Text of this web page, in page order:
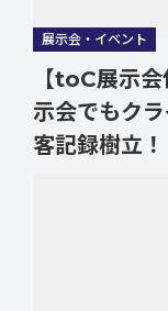
展示会・イベント
【toC展示
示会でもク
客記録樹立！